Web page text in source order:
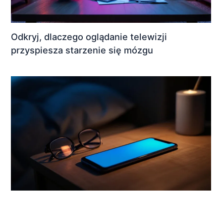
Odkryj, dlaczego oglądanie telewizji
przyspiesza starzenie się mózgu